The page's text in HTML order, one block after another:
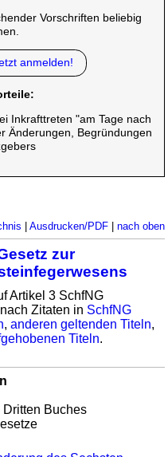
Vorschriften beliebig
anmelden!
Inkrafttreten "am Tage nach
Änderungen, Begründungen
Ausdrucken/PDF| nach oben
zur
Artikel 3 SchfNG
Zitaten in SchfNG
,anderen geltenden Titeln,
Titeln.
Buches